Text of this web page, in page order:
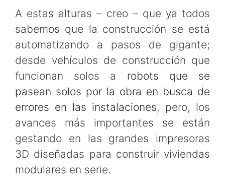
A estas alturas – creo – que ya todos
sabemos que la construcción se está
automatizando a pasos de gigante;
desde vehículos de construcción que
funcionan solos a robots que se
pasean solos por la obra en busca de
errores en las instalaciones, pero, los
avances más importantes se están
gestando en las grandes impresoras
3D diseñadas para construir viviendas
modulares en serie.